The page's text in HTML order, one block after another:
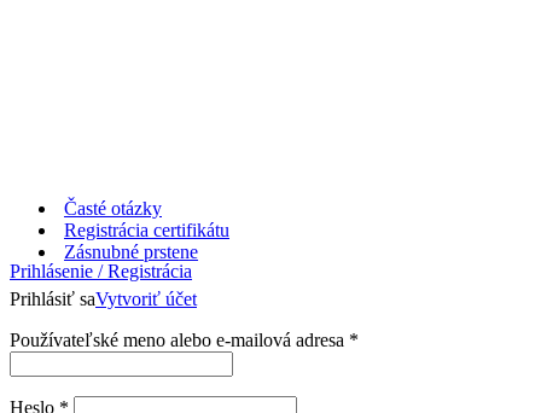
Časté otázky
Registrácia certifikátu
Prihlásenie / Registrácia
Prihlásiť saVytvoriť účet
Používateľské meno alebo e-mailová adresa *
Heslo *
Zásnubné prstene